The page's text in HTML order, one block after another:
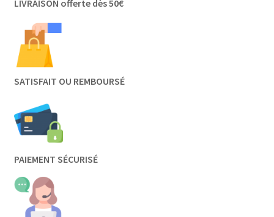
LIVRAISON offerte dès 50€
SATISFAIT OU REMBOURSÉ
PAIEMENT SÉCURISÉ